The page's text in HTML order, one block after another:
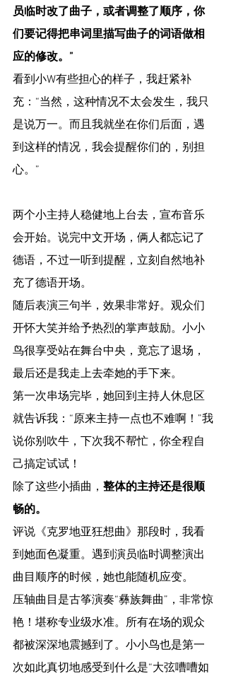
员临时改了曲子，或者调整了顺序，你
们要记得把串词里描写曲子的词语做相
应的修改。”
看到小W有些担心的样子，我赶紧补
充：“当然，这种情况不太会发生，我只
是说万一。而且我就坐在你们后面，遇
到这样的情况，我会提醒你们的，别担
心。”
两个小主持人稳健地上台去，宣布音乐
会开始。说完中文开场，俩人都忘记了
德语，不过一听到提醒，立刻自然地补
充了德语开场。
随后表演三句半，效果非常好。观众们
开怀大笑并给予热烈的掌声鼓励。小小
鸟很享受站在舞台中央，竟忘了退场，
最后还是我走上去牵她的手下来。
第一次串场完毕，她回到主持人休息区
就告诉我：“原来主持一点也不难啊！”我
说你别吹牛，下次我不帮忙，你全程自
己搞定试试！
除了这些小插曲， 整体的主持还是很顺
畅的。
评说《克罗地亚狂想曲》那段时，我看
到她面色凝重。遇到演员临时调整演出
曲目顺序的时候，她也能随机应变。
压轴曲目是古筝演奏“彝族舞曲”，非常惊
艳！堪称专业级水准。所有在场的观众
都被深深地震撼到了。小小鸟也是第一
次如此真切地感受到什么是“大弦嘈嘈如